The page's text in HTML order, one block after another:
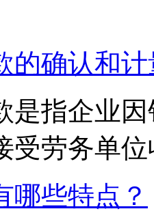
的确认和计
是指企业
受劳务单
哪些特点？